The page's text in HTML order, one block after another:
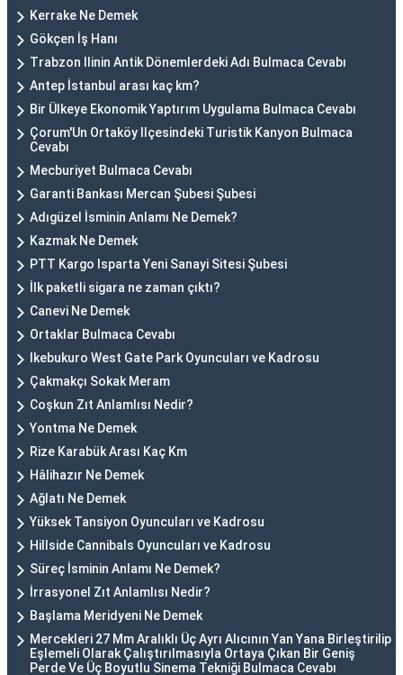
Kerrake Ne Demek
Gökçen İş Hanı
Trabzon Ilinin Antik Dönemlerdeki Adı Bulmaca Cevabı
Antep İstanbul arası kaç km?
Bir Ülkeye Ekonomik Yaptırım Uygulama Bulmaca Cevabı
Çorum'Un Ortaköy Ilçesindeki Turistik Kanyon Bulmaca
Cevabı
Mecburiyet Bulmaca Cevabı
Garanti Bankası Mercan Şubesi Şubesi
Adıgüzel İsminin Anlamı Ne Demek?
Kazmak Ne Demek
PTT Kargo Isparta Yeni Sanayi Sitesi Şubesi
İlk paketli sigara ne zaman çıktı?
Canevi Ne Demek
Ortaklar Bulmaca Cevabı
Ikebukuro West Gate Park Oyuncuları ve Kadrosu
Çakmakçı Sokak Meram
Coşkun Zıt Anlamlısı Nedir?
Yontma Ne Demek
Rize Karabük Arası Kaç Km
Hâlihazır Ne Demek
Ağlatı Ne Demek
Yüksek Tansiyon Oyuncuları ve Kadrosu
Hillside Cannibals Oyuncuları ve Kadrosu
Süreç İsminin Anlamı Ne Demek?
İrrasyonel Zıt Anlamlısı Nedir?
Başlama Meridyeni Ne Demek
Mercekleri 27 Mm Aralıklı Üç Ayrı Alıcının Yan Yana Birleştirilip
Eşlemeli Olarak Çalıştırılmasıyla Ortaya Çıkan Bir Geniş
Perde Ve Üç Boyutlu Sinema Tekniği Bulmaca Cevabı